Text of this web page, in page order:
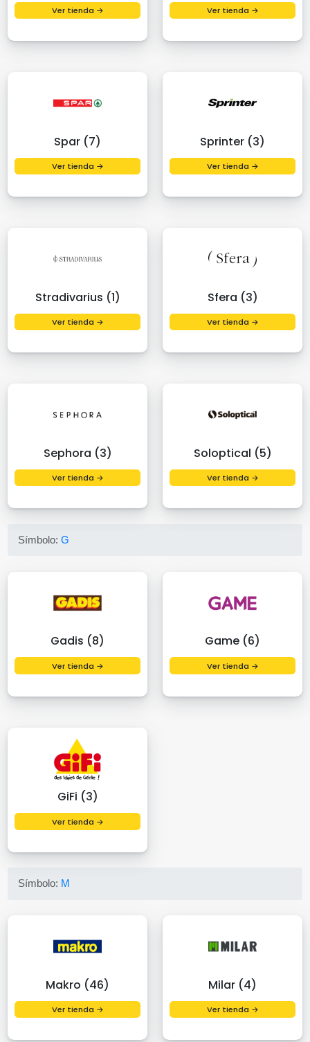
Ver tienda → Ver tienda →
Spar (7)
Ver tienda →
Sprinter (3)
Ver tienda →
Stradivarius (1)
Ver tienda →
Sfera (3)
Ver tienda →
Sephora (3)
Ver tienda →
Soloptical (5)
Ver tienda →
Símbolo:G
Gadis (8)
Ver tienda →
Game (6)
Ver tienda →
GiFi (3)
Ver tienda →
Símbolo: M
Makro (46)
Ver tienda →
Milar (4)
Ver tienda →